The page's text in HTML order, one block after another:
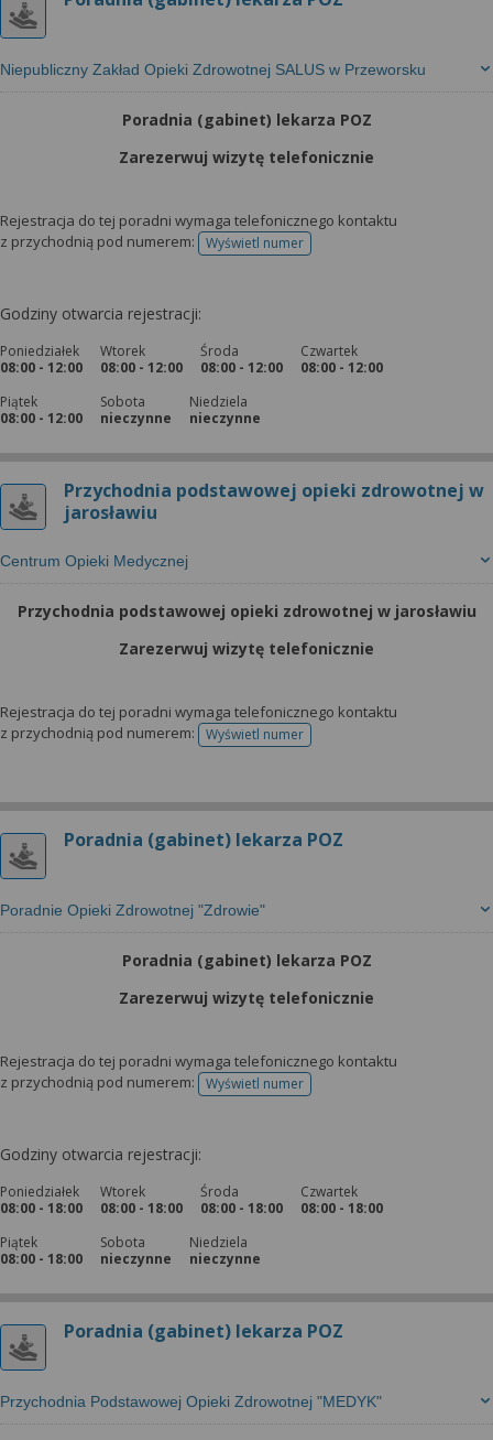
Niepubliczny Zakład Opieki Zdrowotnej SALUS w Przeworsku
Poradnia (gabinet) lekarza POZ
Zarezerwuj wizytę telefonicznie
Rejestracja do tej poradni wymaga telefonicznego kontaktu
z przychodnią pod numerem:
Wyświetl numertelefonu do rejestracji
Godziny otwarcia rejestracji:
Poniedziałek
08:00 - 12:00
Wtorek
08:00 - 12:00
Środa
08:00 - 12:00
Czwartek
08:00 - 12:00
Piątek
08:00 - 12:00
Sobota
nieczynne
Niedziela
nieczynne
Przychodnia podstawowej opieki zdrowotnej w
jarosławiu
Centrum Opieki Medycznej
Przychodnia podstawowej opieki zdrowotnej w jarosławiu
Zarezerwuj wizytę telefonicznie
Rejestracja do tej poradni wymaga telefonicznego kontaktu
z przychodnią pod numerem:
Wyświetl numertelefonu do rejestracji
Poradnia (gabinet) lekarza POZ
Poradnie Opieki Zdrowotnej "Zdrowie"
Poradnia (gabinet) lekarza POZ
Zarezerwuj wizytę telefonicznie
Rejestracja do tej poradni wymaga telefonicznego kontaktu
z przychodnią pod numerem:
Wyświetl numertelefonu do rejestracji
Godziny otwarcia rejestracji:
Poniedziałek
08:00 - 18:00
Wtorek
08:00 - 18:00
Środa
08:00 - 18:00
Czwartek
08:00 - 18:00
Piątek
08:00 - 18:00
Sobota
nieczynne
Niedziela
nieczynne
Poradnia (gabinet) lekarza POZ
Przychodnia Podstawowej Opieki Zdrowotnej "MEDYK"